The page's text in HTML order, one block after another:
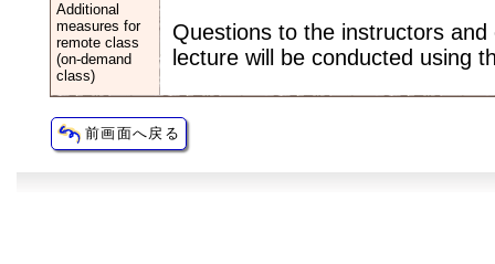
Additional
measures for
remote class
(on-demand
class)
Questions to the instructors
lecture will be conducted using